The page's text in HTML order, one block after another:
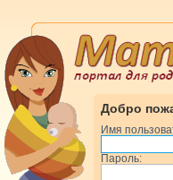
Добро
Имя
Пароль: